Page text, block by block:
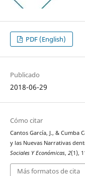
PDF (English)
Publicado
2018-06-29
Cómo citar
Cantos García, J., & Cumba
y las Nuevas Narrativas
Sociales Y Económicas, 2(1),
Más formatos de cita